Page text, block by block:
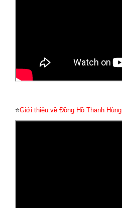
⭐Giới thiệu về Đồng Hồ Thanh Hùng